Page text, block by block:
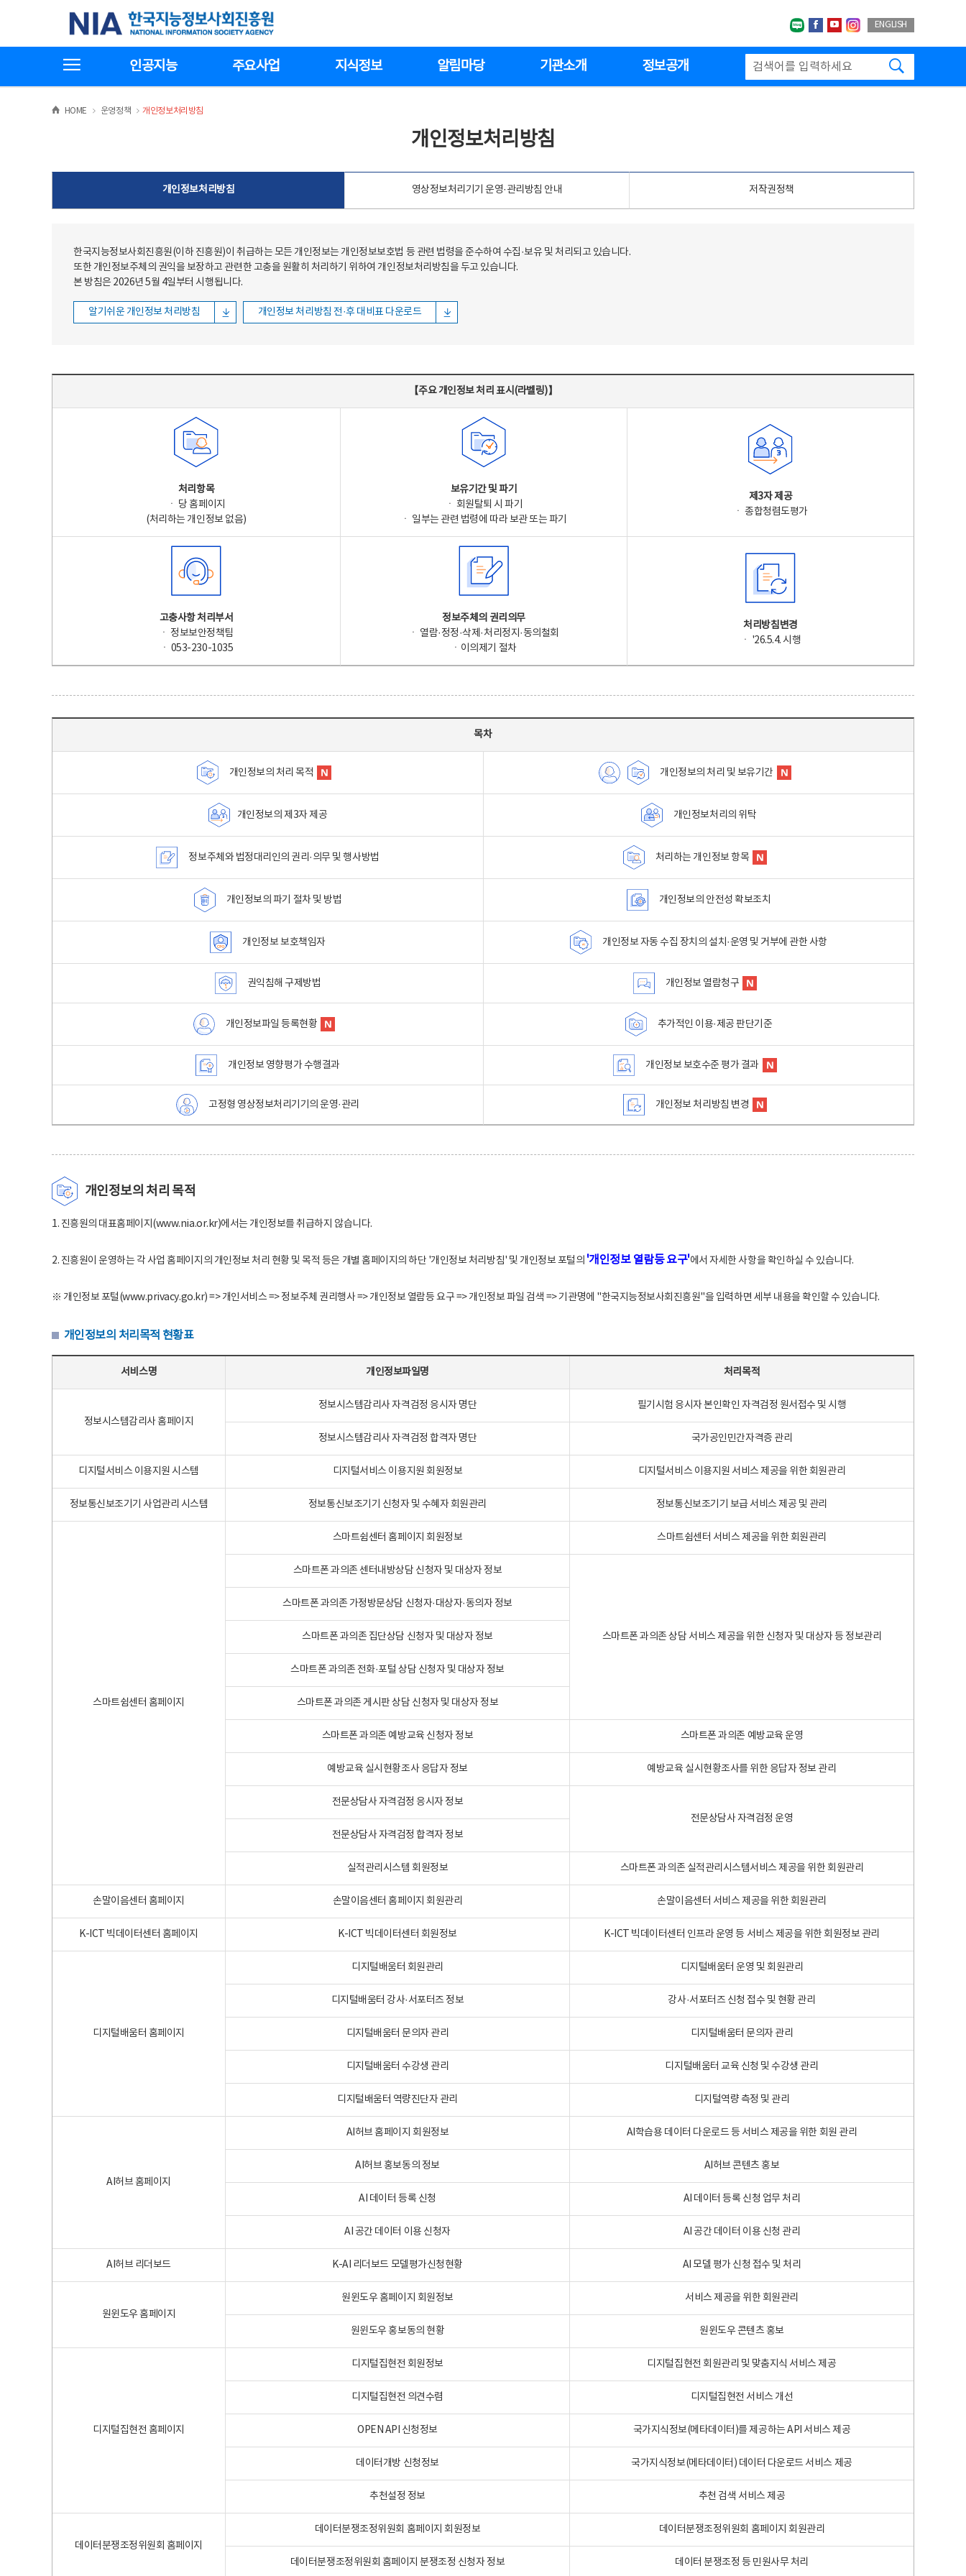
한국지능정보사회진흥원
네이버블로그
페이스북
유투브인스타그랩
ENGLISH
인공지능 주요사업 지식정보 알림마당 기관소개 정보공개
HOME >운영정책 >
개인정보처리방침
개인정보처리방침
개인정보처리방침 영상정보처리기기 운영·관리방침 안내 저작권정책
한국지능정보사회진흥원(이하 진흥원)이 취급하는 모든 개인정보는 개인정보보호법 등 관련 법령을 준수하여 수집·보유 및 처리되고 있습니다.
또한 개인정보주체의 권익을 보장하고 관련한 고충을 원활히 처리하기 위하여 개인정보처리방침을 두고 있습니다.
본 방침은 2026년 5월 4일부터 시행됩니다.
알기쉬운 개인정보 처리방침 개인정보 처리방침 전·후 대비표 다운로드
【주요 개인정보 처리 표시(라벨링)】
처리항목
ㆍ 당 홈페이지
(처리하는 개인정보 없음)
보유기간 및 파기
ㆍ 회원탈퇴 시 파기
ㆍ 일부는 관련 법령에 따라 보관 또는 파기
제3자 제공
ㆍ 종합청렴도평가
고충사항 처리부서
ㆍ 정보보안정책팀
ㆍ 053-230-1035
정보주체의 권리의무
ㆍ 열람·정정·삭제·처리정지·동의철회
ㆍ이의제기 절차
처리방침변경
ㆍ '26.5.4. 시행
목차
개인정보의 처리 목적 개인정보의 처리 및 보유기간
개인정보의 제3자 제공 개인정보처리의 위탁
정보주체와 법정대리인의 권리·의무 및 행사방법 처리하는 개인정보 항목
개인정보의 파기 절차 및 방법 개인정보의 안전성 확보조치
개인정보 보호책임자 개인정보 자동 수집 장치의 설치·운영 및 거부에 관한 사항
권익침해 구제방법 개인정보 열람청구
개인정보파일 등록현황 추가적인 이용·제공 판단기준
개인정보 영향평가 수행결과 개인정보 보호수준 평가 결과
고정형 영상정보처리기기의 운영·관리 개인정보 처리방침 변경
개인정보의 처리 목적
1. 진흥원의 대표홈페이지(www.nia.or.kr)에서는 개인정보를 취급하지 않습니다.
2. 진흥원이 운영하는 각 사업 홈페이지의 개인정보 처리 현황 및 목적 등은 개별 홈페이지의 하단 '개인정보 처리방침' 및 개인정보 포털의 '개인정보 열람등 요구'에서 자세한 사항을 확인하실 수 있습니다.
※ 개인정보 포털(www.privacy.go.kr) => 개인서비스 => 정보주체 권리행사 => 개인정보 열람등 요구 => 개인정보 파일 검색 => 기관명에 "한국지능정보사회진흥원"을 입력하면 세부 내용을 확인할 수 있습니다.
개인정보의 처리목적 현황표
서비스명 개인정보파일명 처리목적
정보시스템감리사 홈페이지
정보시스템감리사 자격검정 응시자 명단 필기시험 응시자 본인확인 자격검정 원서접수 및 시행
정보시스템감리사 자격검정 합격자 명단 국가공인민간자격증 관리
디지털서비스 이용지원 시스템 디지털서비스 이용지원 회원정보 디지털서비스 이용지원 서비스 제공을 위한 회원관리
정보통신보조기기 사업관리 시스템 정보통신보조기기 신청자 및 수혜자 회원관리 정보통신보조기기 보급 서비스 제공 및 관리
스마트쉼센터 홈페이지
스마트쉼센터 홈페이지 회원정보 스마트쉼센터 서비스 제공을 위한 회원관리
스마트폰 과의존 센터내방상담 신청자 및 대상자 정보
스마트폰 과의존 상담 서비스 제공을 위한 신청자 및 대상자 등 정보관리
스마트폰 과의존 가정방문상담 신청자·대상자·동의자 정보
스마트폰 과의존 집단상담 신청자 및 대상자 정보
스마트폰 과의존 전화·포털 상담 신청자 및 대상자 정보
스마트폰 과의존 게시판 상담 신청자 및 대상자 정보
스마트폰 과의존 예방교육 신청자 정보 스마트폰 과의존 예방교육 운영
예방교육 실시현황조사 응답자 정보 예방교육 실시현황조사를 위한 응답자 정보 관리
전문상담사 자격검정 응시자 정보
전문상담사 자격검정 운영
전문상담사 자격검정 합격자 정보
실적관리시스템 회원정보 스마트폰 과의존 실적관리시스템서비스 제공을 위한 회원관리
손말이음센터 홈페이지 손말이음센터 홈페이지 회원관리 손말이음센터 서비스 제공을 위한 회원관리
K-ICT 빅데이터센터 홈페이지 K-ICT 빅데이터센터 회원정보 K-ICT 빅데이터센터 인프라 운영 등 서비스 제공을 위한 회원정보 관리
디지털배움터 홈페이지
디지털배움터 회원관리 디지털배움터 운영 및 회원관리
디지털배움터 강사·서포터즈 정보 강사·서포터즈 신청 접수 및 현황 관리
디지털배움터 문의자 관리 디지털배움터 문의자 관리
디지털배움터 수강생 관리 디지털배움터 교육 신청 및 수강생 관리
디지털배움터 역량진단자 관리 디지털역량 측정 및 관리
AI허브 홈페이지
AI허브 홈페이지 회원정보 AI학습용 데이터 다운로드 등 서비스 제공을 위한 회원 관리
AI허브 홍보동의 정보 AI허브 콘텐츠 홍보
AI 데이터 등록 신청 AI 데이터 등록 신청 업무 처리
AI 공간 데이터 이용 신청자 AI 공간 데이터 이용 신청 관리
AI허브 리더보드 K-AI 리더보드 모델평가신청현황 AI 모델 평가 신청 접수 및 처리
원윈도우 홈페이지
원윈도우 홈페이지 회원정보 서비스 제공을 위한 회원관리
원윈도우 홍보동의 현황 원윈도우 콘텐츠 홍보
디지털집현전 홈페이지
디지털집현전 회원정보 디지털집현전 회원관리 및 맞춤지식 서비스 제공
디지털집현전 의견수렴 디지털집현전 서비스 개선
OPEN API 신청정보 국가지식정보(메타데이터)를 제공하는 API 서비스 제공
데이터개방 신청정보 국가지식정보(메타데이터) 데이터 다운로드 서비스 제공
추천설정 정보 추천 검색 서비스 제공
데이터분쟁조정위원회 홈페이지
데이터분쟁조정위원회 홈페이지 회원정보 데이터분쟁조정위원회 홈페이지 회원관리
데이터분쟁조정위원회 홈페이지 분쟁조정 신청자 정보 데이터 분쟁조정 등 민원사무 처리